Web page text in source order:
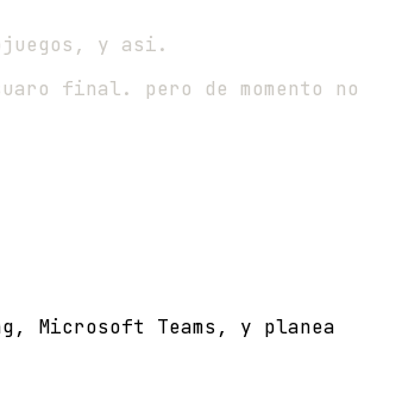
y asi.
final. pero de momento no
Microsoft Teams, y planea